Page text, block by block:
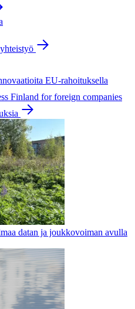
EU-rahoituksella
Finland for foreign companies
datan ja joukkovoiman avulla